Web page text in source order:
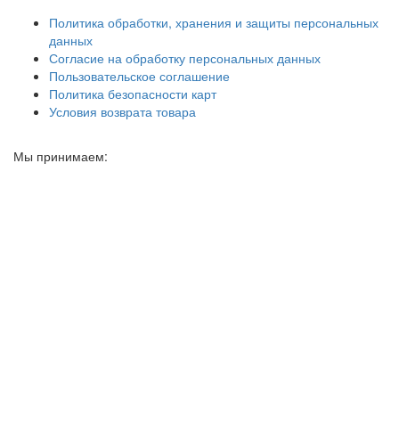
Политика обработки, хранения и защиты персональных
данных
Согласие на обработку персональных данных
Пользовательское соглашение
Политика безопасности карт
Условия возврата товара
Мы принимаем: